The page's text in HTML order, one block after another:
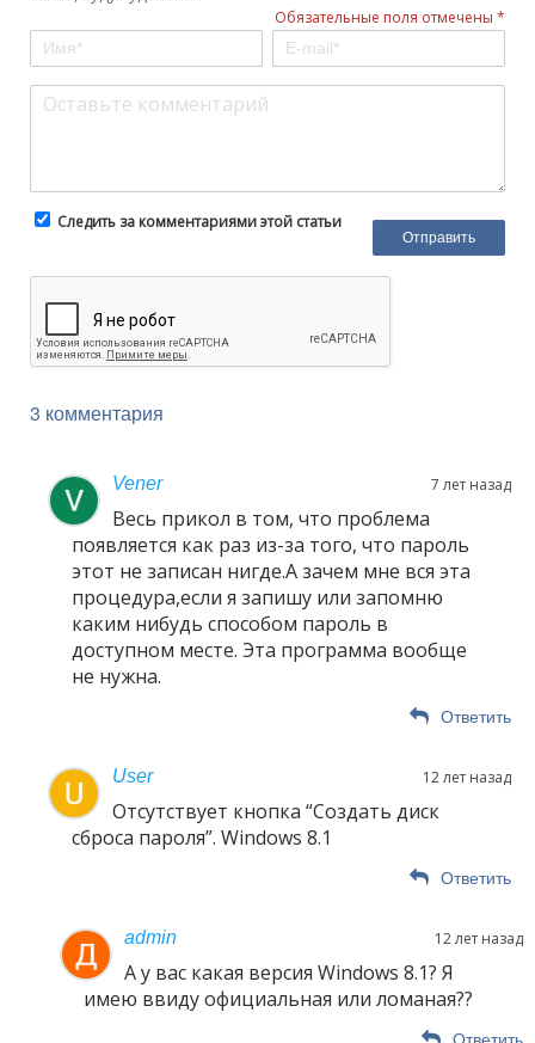
Обязательные поля отмечены *
Следить за комментариями этой статьи
3 комментария
Vener 7 лет назад
Весь прикол в том, что проблема
появляется как раз из-за того, что пароль
этот не записан нигде.А зачем мне вся эта
процедура,если я запишу или запомню
каким нибудь способом пароль в
доступном месте. Эта программа вообще
не нужна.
Ответить
User 12 лет назад
Отсутствует кнопка “Создать диск
сброса пароля”. Windows 8.1
Ответить
admin 12 лет назад
А у вас какая версия Windows 8.1? Я
имею ввиду официальная или ломаная??